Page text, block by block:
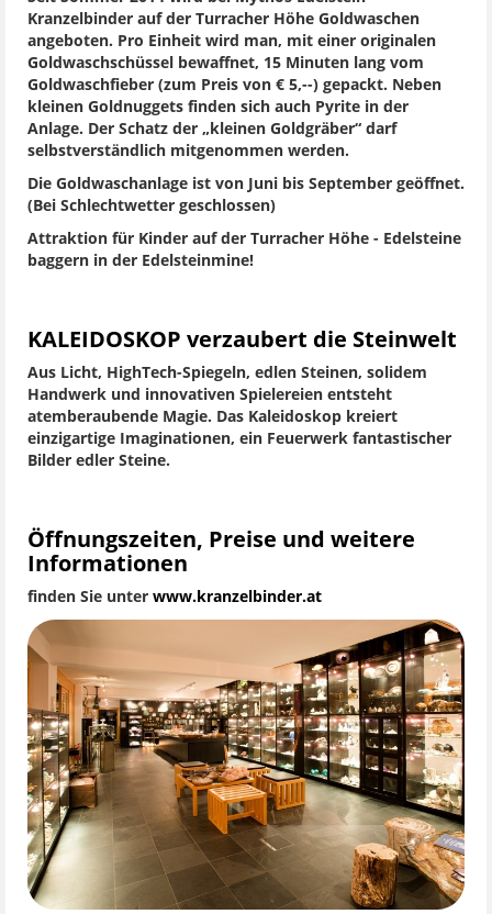
Kranzelbinder auf der Turracher Höhe Goldwaschen
angeboten. Pro Einheit wird man, mit einer originalen
Goldwaschschüssel bewaffnet, 15 Minuten lang vom
Goldwaschfieber (zum Preis von € 5,--) gepackt. Neben
kleinen Goldnuggets finden sich auch Pyrite in der
Anlage. Der Schatz der „kleinen Goldgräber“ darf
selbstverständlich mitgenommen werden.
Die Goldwaschanlage ist von Juni bis September geöffnet.
(Bei Schlechtwetter geschlossen)
Attraktion für Kinder auf der Turracher Höhe - Edelsteine
baggern in der Edelsteinmine!
KALEIDOSKOP verzaubert die Steinwelt
Aus Licht, HighTech-Spiegeln, edlen Steinen, solidem
Handwerk und innovativen Spielereien entsteht
atemberaubende Magie. Das Kaleidoskop kreiert
einzigartige Imaginationen, ein Feuerwerk fantastischer
Bilder edler Steine.
Öffnungszeiten, Preise und weitere
Informationen
finden Sie unter www.kranzelbinder.at